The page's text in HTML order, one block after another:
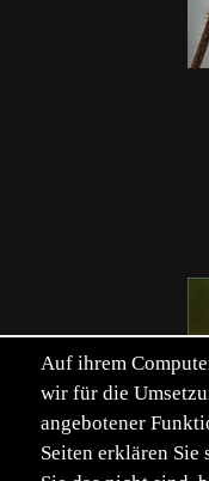
Auf ihrem
wir für die
angebotener
Seiten erklären Sie